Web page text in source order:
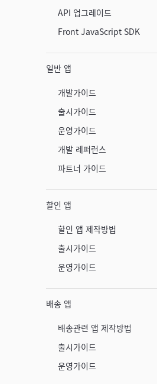
API 업그레이드
Front JavaScript SDK
일반 앱
개발가이드
출시가이드
운영가이드
개발 레퍼런스
파트너 가이드
할인 앱
할인 앱 제작방법
출시가이드
운영가이드
배송 앱
배송관련 앱 제작방법
출시가이드
운영가이드